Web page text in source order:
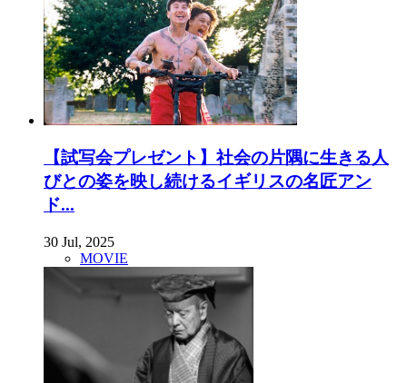
【試写会プレゼント】社会の片隅に生きる人
びとの姿を映し続けるイギリスの名匠アン
ド...
30 Jul, 2025
MOVIE